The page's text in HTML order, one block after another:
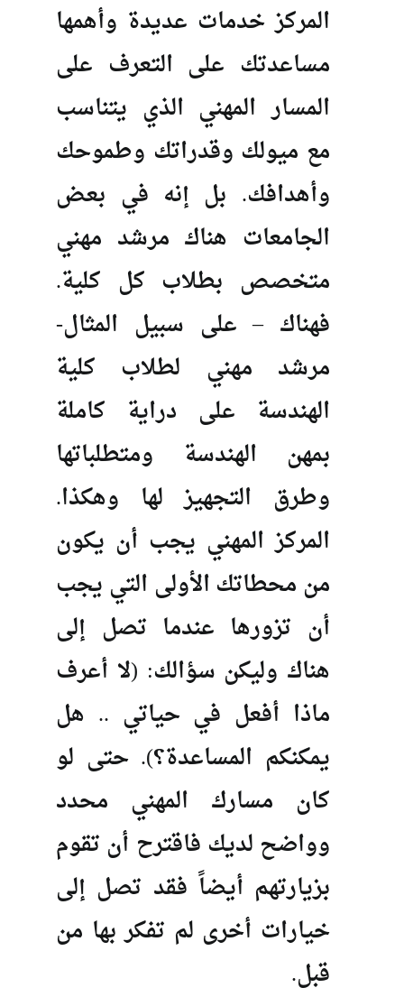
المركز خدمات عديدة وأهمها
مساعدتك على التعرف على
المسار المهني الذي يتناسب
مع ميولك وقدراتك وطموحك
وأهدافك. بل إنه في بعض
الجامعات هناك مرشد مهني
متخصص بطلاب كل كلية.
فهناك – على سبيل المثال-
مرشد مهني لطلاب كلية
الهندسة على دراية كاملة
بمهن الهندسة ومتطلباتها
وطرق التجهيز لها وهكذا.
المركز المهني يجب أن يكون
من محطاتك الأولى التي يجب
أن تزورها عندما تصل إلى
هناك وليكن سؤالك: (لا أعرف
ماذا أفعل في حياتي .. هل
يمكنكم المساعدة؟). حتى لو
كان مسارك المهني محدد
وواضح لديك فاقترح أن تقوم
بزيارتهم أيضاً فقد تصل إلى
خيارات أخرى لم تفكر بها من
قبل.